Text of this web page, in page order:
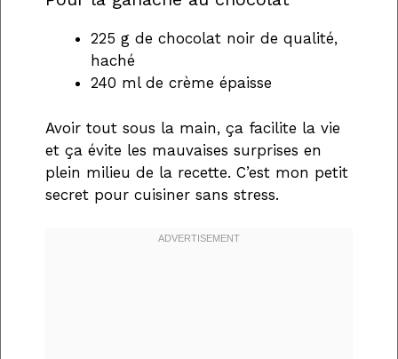
225 g de chocolat noir de qualité,
haché
240 ml de crème épaisse
Avoir tout sous la main, ça facilite la vie
et ça évite les mauvaises surprises en
plein milieu de la recette. C’est mon petit
secret pour cuisiner sans stress.